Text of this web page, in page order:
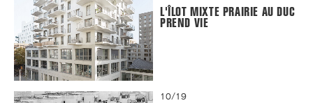
L'ÎLOT MIXTE PRAIRIE AU DUC
PREND VIE
10/19